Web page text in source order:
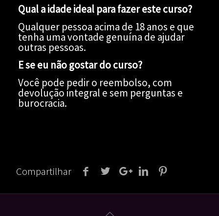
Qual a idade ideal para fazer este curso?
Qualquer pessoa acima de 18 anos e que
tenha uma vontade genuína de ajudar
outras pessoas.
E se eu não gostar do curso?
Você pode pedir o reembolso, com
devolução integral e sem perguntas e
burocracia.
Compartilhar